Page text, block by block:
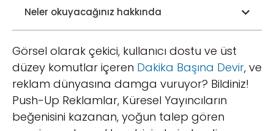
Neler okuyacağınız hakkında
Görsel olarak çekici, kullanıcı dostu ve üst
düzey komutlar içeren Dakika Başına Devir, ve
reklam dünyasına damga vuruyor? Bildiniz!
Push-Up Reklamlar, Küresel Yayıncıların
beğenisini kazanan, yoğun talep gören